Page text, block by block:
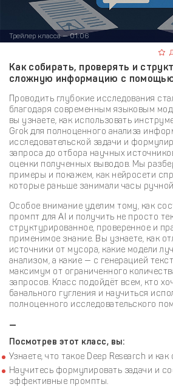
Трейлер класса — 01:06
Как собирать, проверять и
сложную информацию с помощью
Проводить глубокие исследования
благодаря современным языковым
вы узнаете, как использовать
Grok для полноценного анализа
исследовательской задачи и
запроса до отбора научных
оценки полученных выводов. Мы
примеры и покажем, как нейросети
которые раньше занимали часы
Особое внимание уделим тому, как
промпт для AI и получить не просто
структурированное, проверенное и
применимое знание. Вы узнаете, как
источники от мусора, какие модели
анализом, а какие — с генерацией
максимум от ограниченного
запросов. Класс подойдёт всем, кто
банального гугления и научиться
полноценного исследовательского
—
Посмотрев этот класс, вы:
Узнаете, что такое Deep Research и как
Научитесь формулировать задачи и
эффективные промпты.